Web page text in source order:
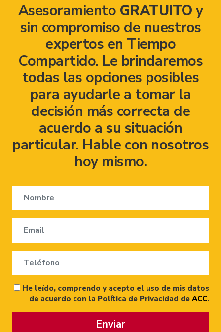
Asesoramiento GRATUITO y
sin compromiso de nuestros
expertos en Tiempo
Compartido. Le brindaremos
todas las opciones posibles
para ayudarle a tomar la
decisión más correcta de
acuerdo a su situación
particular. Hable con nosotros
hoy mismo.
He leído, comprendo y acepto el uso de mis datos
de acuerdo con la Política de Privacidad de ACC.
Enviar